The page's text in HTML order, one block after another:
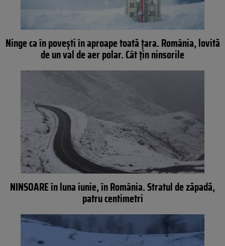
Ninge ca în poveşti în aproape toată ţara. România, lovită
de un val de aer polar. Cât ţin ninsorile
NINSOARE în luna iunie, în România. Stratul de zăpadă,
patru centimetri